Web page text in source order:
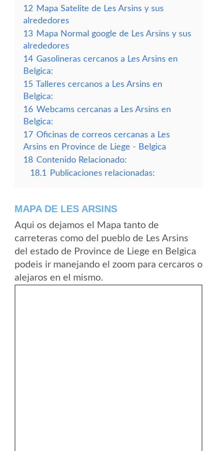
12 Mapa Satelite de Les Arsins y sus
alrededores
13 Mapa Normal google de Les Arsins y sus
alrededores
14 Gasolineras cercanos a Les Arsins en
Belgica:
15 Talleres cercanos a Les Arsins en
Belgica:
16 Webcams cercanas a Les Arsins en
Belgica:
17 Oficinas de correos cercanas a Les
Arsins en Province de Liege - Belgica
18 Contenido Relacionado:
18.1
Publicaciones relacionadas:
MAPA DE LES ARSINS
Aqui os dejamos el Mapa tanto de
carreteras como del pueblo de Les Arsins
del estado de Province de Liege en Belgica
podeis ir manejando el zoom para cercaros o
alejaros en el mismo.